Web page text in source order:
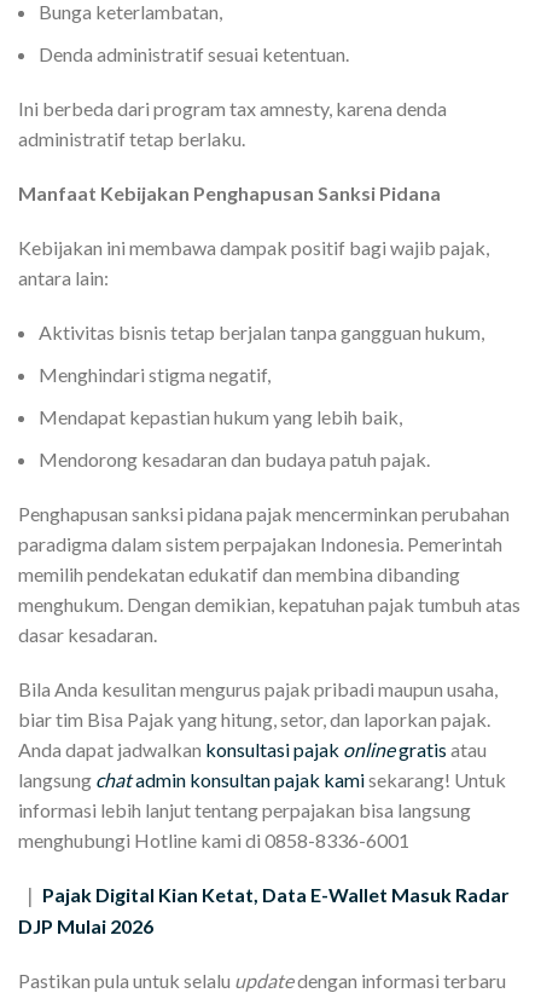
Bunga keterlambatan,
Denda administratif sesuai ketentuan.
Ini berbeda dari program tax amnesty, karena denda
administratif tetap berlaku.
Manfaat Kebijakan Penghapusan Sanksi Pidana
Kebijakan ini membawa dampak positif bagi wajib pajak,
antara lain:
Aktivitas bisnis tetap berjalan tanpa gangguan hukum,
Menghindari stigma negatif,
Mendapat kepastian hukum yang lebih baik,
Mendorong kesadaran dan budaya patuh pajak.
Penghapusan sanksi pidana pajak mencerminkan perubahan
paradigma dalam sistem perpajakan Indonesia. Pemerintah
memilih pendekatan edukatif dan membina dibanding
menghukum. Dengan demikian, kepatuhan pajak tumbuh atas
dasar kesadaran.
Bila Anda kesulitan mengurus pajak pribadi maupun usaha,
biar tim Bisa Pajak yang hitung, setor, dan laporkan pajak.
Anda dapat jadwalkan konsultasi pajak onlinegratis atau
langsung chatadmin konsultan pajak kamisekarang! Untuk
informasi lebih lanjut tentang perpajakan bisa langsung
menghubungi Hotline kami di 0858-8336-6001
| Pajak Digital Kian Ketat, Data E-Wallet Masuk Radar
DJP Mulai 2026
Pastikan pula untuk selalu updatedengan informasi terbaru